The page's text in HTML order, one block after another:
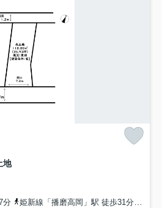
地
分
姫新線「播磨高岡」駅 徒歩31分